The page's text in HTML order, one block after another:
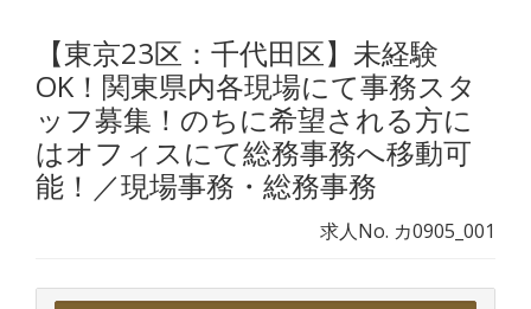
【東京23区：千代田区】未経験
OK！関東県内各現場にて事務スタ
ッフ募集！のちに希望される方に
はオフィスにて総務事務へ移動可
能！／現場事務・総務事務
求人No. カ0905_001